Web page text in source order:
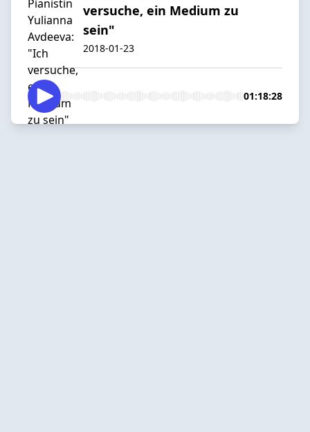
versuche, ein Medium zu
sein"
2018-01-23
01:18:28